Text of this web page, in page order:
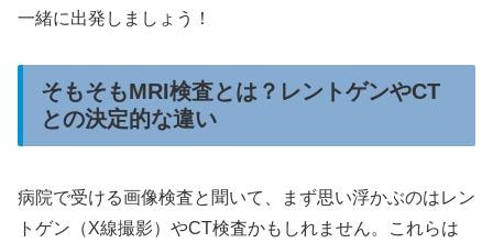
一緒に出発しましょう！
そもそもMRI検査とは？レントゲンやCT
との決定的な違い
病院で受ける画像検査と聞いて、まず思い浮かぶのはレン
トゲン（X線撮影）やCT検査かもしれません。これらは